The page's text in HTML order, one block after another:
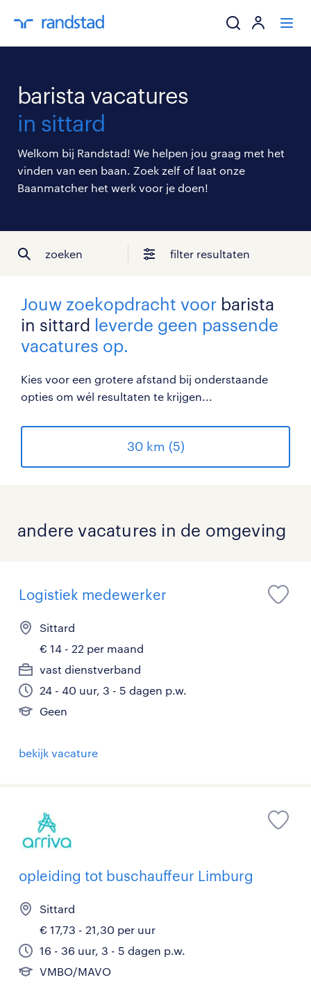
mijn carrière
over randstad
barista vacatures
in sittard
Welkom bij Randstad! We helpen jou graag met het
vinden van een baan. Zoek zelf of laat onze
Baanmatcher het werk voor je doen!
zoeken filter resultaten
Jouw zoekopdracht voor barista
in sittard leverde geen passende
vacatures op.
Kies voor een grotere afstand bij onderstaande
opties om wél resultaten te krijgen...
30 km (5)
andere vacatures in de omgeving
Logistiek medewerker
Sittard
€ 14 - 22 per maand
vast dienstverband
24 - 40 uur, 3 - 5 dagen p.w.
Geen
bekijk vacature
opleiding tot buschauffeur Limburg
Sittard
€ 17,73 - 21,30 per uur
16 - 36 uur, 3 - 5 dagen p.w.
VMBO/MAVO